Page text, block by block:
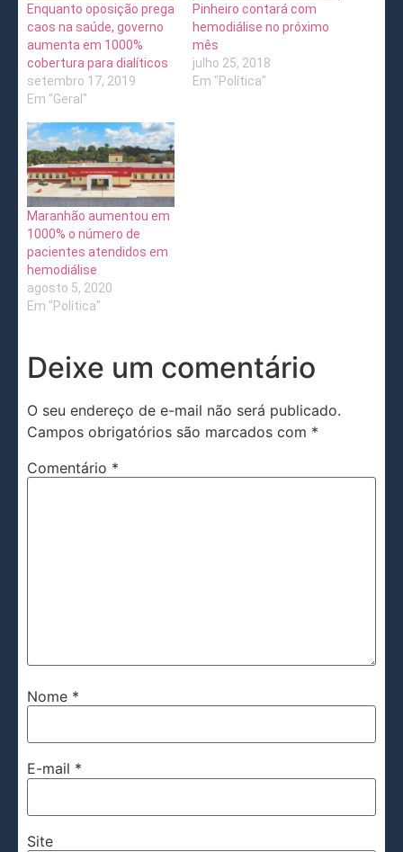
Enquanto oposição prega
caos na saúde, governo
aumenta em 1000%
cobertura para dialíticos
setembro 17, 2019
Em "Geral"
Pinheiro contará com
hemodiálise no próximo
mês
julho 25, 2018
Em "Política"
Maranhão aumentou em
1000% o número de
pacientes atendidos em
hemodiálise
agosto 5, 2020
Em "Política"
Deixe um comentário
O seu endereço de e-mail não será publicado.
Campos obrigatórios são marcados com *
Comentário *
Nome *
E-mail *
Site